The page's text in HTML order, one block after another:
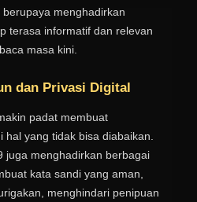
menghadirkan
terasa informatif dan relevan
masa kini.
dan Privasi Digital
padat membuat
yang tidak bisa diabaikan.
juga menghadirkan berbagai
kata sandi yang aman,
menghindari penipuan